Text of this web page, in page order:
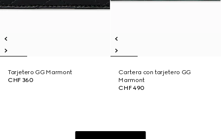
Tarjetero GG Marmont
CHF 360
Cartera con tarjetero GG
Marmont
CHF 490